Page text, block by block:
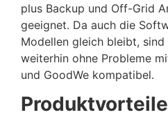
plus Backup und Off-Grid
geeignet. Da auch die
Modellen gleich bleibt, sind
weiterhin ohne Probleme
und GoodWe kompatibel.